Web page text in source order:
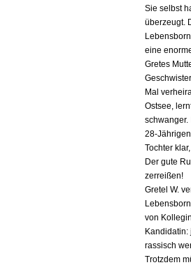
Sie selbst
überzeugt.
eine
Gretes
Mal
Ostsee,
schwanger.
28-
Tochter
Der gute
zerreißen!
Gretel W.
von
rassisch
Trotzdem